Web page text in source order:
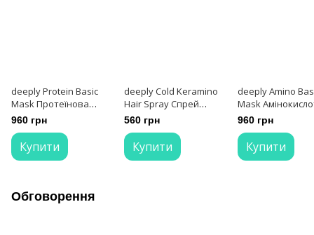
deeply Protein Basic
Mask Протеїнова
маска-підкладка для
волосся 300 мл
960 грн
Купити
deeply Cold Keramino
Hair Spray Спрей
реконструктор для
волосся
560 грн
Купити
deeply Amino
Mask
маска-підкладка
волосся 300 мл
960 грн
Купити
Обговорення